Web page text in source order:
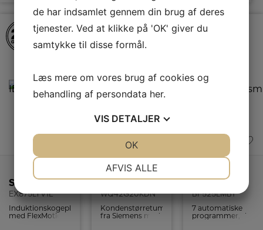
Siemens Induktionskogeplade
EX875LYV1E
Induktionskogeplade
med FlexMotion,
D
Produktdatablad
Siemens Kondenstørretumbler
WQ42G20KDN
Kondenstørretumbler
fra Siemens med
Siemens Indbygningsmikroovn
BF525LMB1
7 automatiske
programmer, der
de har indsamlet gennem din brug af deres
tjenester. Ved at klikke på 'OK' giver du
samtykke til disse formål.
Læs mere om vores brug af cookies og
behandling af persondata her.
VIS DETALJER
MARKETING STATISTIK
AFVIS ALLE
OK